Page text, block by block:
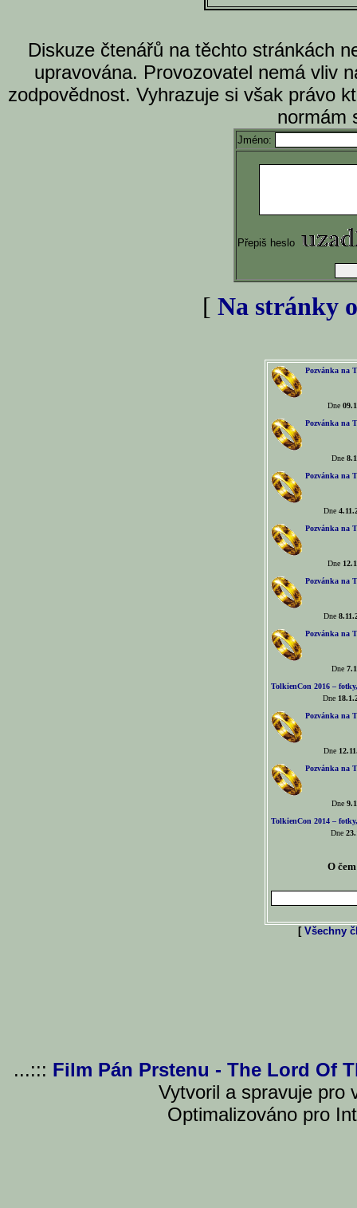
Diskuze čtenářů na těchto stránkách
upravována. Provozovatel nemá vliv
zodpovědnost. Vyhrazuje si však právo
normám
Jméno:
Přepiš heslo
[ Na stránky
Pozvánka na
Dne
Pozvánka na
Dne
Pozvánka na
Dne
Pozvánka na
Dne
Pozvánka na
Dne
Pozvánka na
Dne
TolkienCon 2016 –
Dne
Pozvánka na
Dne
Pozvánka na
Dne
TolkienCon 2014 –
Dne
O
[ Všechny
...::: Film Pán Prstenu - The Lord Of
Vytvoril a spravuje pro
Optimalizováno pro